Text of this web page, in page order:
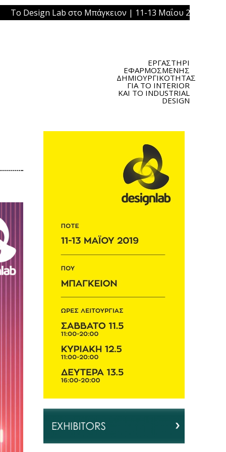
στο Μπάγκειον | 11-13 Μαΐου 2019 | Πλατεία Ομονοίας,
ΕΡΓΑΣΤΗΡΙ
ΕΦΑΡΜΟΣΜΕΝΗΣ
ΔΗΜΙΟΥΡΓΙΚΟΤΗΤΑΣ
ΓΙΑ ΤΟ INTERIOR
ΚΑΙ ΤΟ INDUSTRIAL
DESIGN